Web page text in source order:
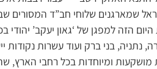
שמארגנים שלוחי חב”ד המסורים
הזה למפגן של ‘גאון יעקב’ יהודי
נתניה, בני ברק ועוד עשרות נקודות
מושקעות ומיוחדות בכל רחבי הארץ,